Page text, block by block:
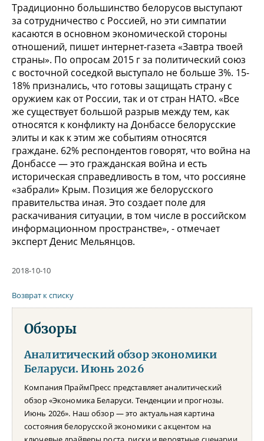
Традиционно большинство белорусов выступают
за сотрудничество с Россией, но эти симпатии
касаются в основном экономической стороны
отношений, пишет интернет-газета «Завтра твоей
страны». По опросам 2015 г за политический союз
с восточной соседкой выступало не больше 3%. 15-
18% признались, что готовы защищать страну с
оружием как от России, так и от стран НАТО. «Все
же существует большой разрыв между тем, как
относятся к конфликту на Донбассе белорусские
элиты и как к этим же событиям относятся
граждане. 62% респондентов говорят, что война на
Донбассе — это гражданская война и есть
историческая справедливость в том, что россияне
«забрали» Крым. Позиция же белорусского
правительства иная. Это создает поле для
раскачивания ситуации, в том числе в российском
информационном пространстве», - отмечает
эксперт Денис Мельянцов.
2018-10-10
Возврат к списку
Обзоры
Аналитический обзор экономики
Беларуси. Июнь 2026
Компания ПраймПресс представляет аналитический
обзор «Экономика Беларуси. Тенденции и прогнозы.
Июнь 2026». Наш обзор — это актуальная картина
состояния белорусской экономики с акцентом на